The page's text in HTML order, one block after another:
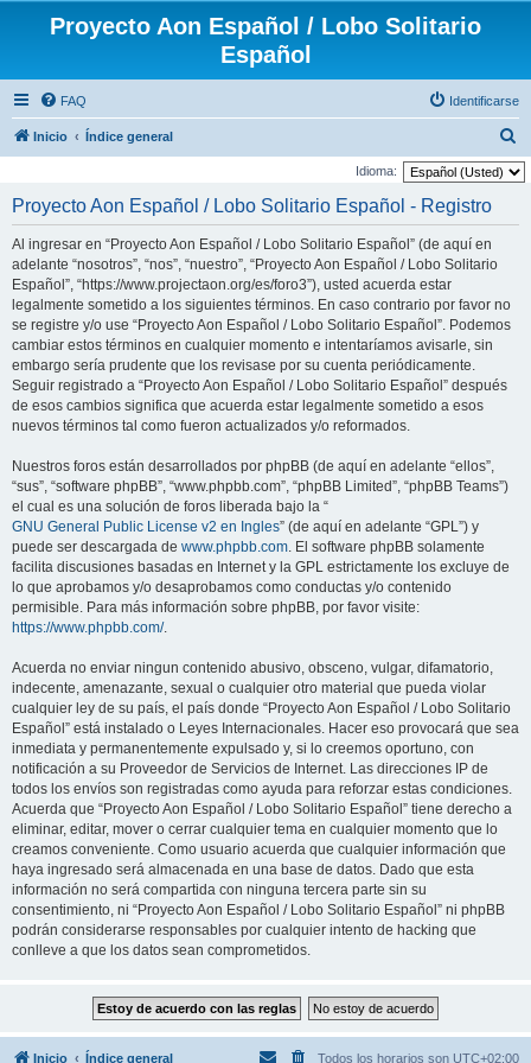
Proyecto Aon Español / Lobo Solitario
Español
FAQ Identificarse
Inicio Índice general
u
Idioma:
Proyecto Aon Español / Lobo Solitario Español - Registro
Al ingresar en “Proyecto Aon Español / Lobo Solitario Español” (de aquí en
adelante “nosotros”, “nos”, “nuestro”, “Proyecto Aon Español / Lobo Solitario
Español”, “https://www.projectaon.org/es/foro3”), usted acuerda estar
legalmente sometido a los siguientes términos. En caso contrario por favor no
se registre y/o use “Proyecto Aon Español / Lobo Solitario Español”. Podemos
cambiar estos términos en cualquier momento e intentaríamos avisarle, sin
embargo sería prudente que los revisase por su cuenta periódicamente.
Seguir registrado a “Proyecto Aon Español / Lobo Solitario Español” después
de esos cambios significa que acuerda estar legalmente sometido a esos
nuevos términos tal como fueron actualizados y/o reformados.
Nuestros foros están desarrollados por phpBB (de aquí en adelante “ellos”,
“sus”, “software phpBB”, “www.phpbb.com”, “phpBB Limited”, “phpBB Teams”)
el cual es una solución de foros liberada bajo la “
GNU General Public License v2 en Ingles” (de aquí en adelante “GPL”) y
puede ser descargada de www.phpbb.com. El software phpBB solamente
facilita discusiones basadas en Internet y la GPL estrictamente los excluye de
lo que aprobamos y/o desaprobamos como conductas y/o contenido
permisible. Para más información sobre phpBB, por favor visite:
https://www.phpbb.com/.
Acuerda no enviar ningun contenido abusivo, obsceno, vulgar, difamatorio,
indecente, amenazante, sexual o cualquier otro material que pueda violar
cualquier ley de su país, el país donde “Proyecto Aon Español / Lobo Solitario
Español” está instalado o Leyes Internacionales. Hacer eso provocará que sea
inmediata y permanentemente expulsado y, si lo creemos oportuno, con
notificación a su Proveedor de Servicios de Internet. Las direcciones IP de
todos los envíos son registradas como ayuda para reforzar estas condiciones.
Acuerda que “Proyecto Aon Español / Lobo Solitario Español” tiene derecho a
eliminar, editar, mover o cerrar cualquier tema en cualquier momento que lo
creamos conveniente. Como usuario acuerda que cualquier información que
haya ingresado será almacenada en una base de datos. Dado que esta
información no será compartida con ninguna tercera parte sin su
consentimiento, ni “Proyecto Aon Español / Lobo Solitario Español” ni phpBB
podrán considerarse responsables por cualquier intento de hacking que
conlleve a que los datos sean comprometidos.
Inicio Índice general Todos los horarios son UTC+02:00